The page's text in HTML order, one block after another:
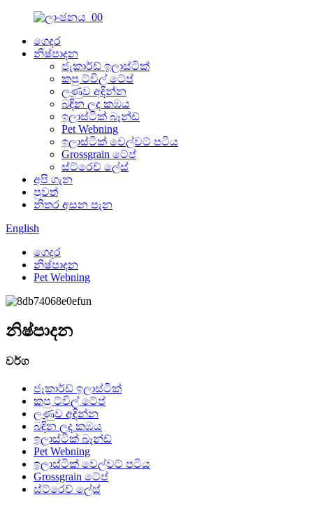
ගෙදර
නිෂ්පාදන
ජැකාර්ඩ් ඉලාස්ටික්
කපු ට්විල් ටේප්
ලණුව අඳින්න
බඳින ලද කඹය
ඉලාස්ටික් බෑන්ඩ්
Pet Webning
ඉලාස්ටික් වෙල්වට් පටිය
Grossgrain ටේප්
ස්ට්රෙච් ලේස්
අපි ගැන
පුවත්
නිතර අසන පැන
English
ගෙදර
නිෂ්පාදන
Pet Webning
නිෂ්පාදන
වර්ග
ජැකාර්ඩ් ඉලාස්ටික්
කපු ට්විල් ටේප්
ලණුව අඳින්න
බඳින ලද කඹය
ඉලාස්ටික් බෑන්ඩ්
Pet Webning
ඉලාස්ටික් වෙල්වට් පටිය
Grossgrain ටේප්
ස්ට්රෙච් ලේස්